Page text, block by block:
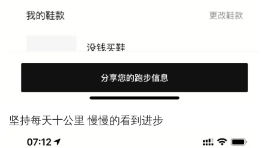
坚持每天十公里 慢慢的看到进步